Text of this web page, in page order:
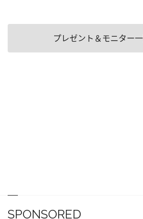
プレゼント＆モニター
SPONSORED